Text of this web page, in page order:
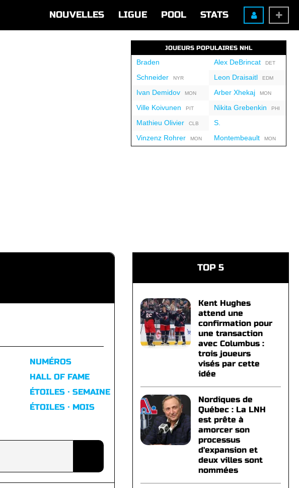
NOUVELLES LIGUE POOL STATS
JOUEURS POPULAIRES NHL
Braden
SchneiderNYR
Ivan DemidovMON
Ville Koivunen PIT
Mathieu OlivierCLB
Vinzenz RohrerMON
Alex DeBrincatDET
Leon Draisaitl EDM
Arber XhekajMON
Nikita Grebenkin PHI
S.
MontembeaultMON
NUMÉROS
HALL OF FAME
ÉTOILES · SEMAINE
ÉTOILES · MOIS
TOP 5
Kent Hughes
attend une
confirmation pour
une transaction
avec Columbus :
trois joueurs
visés par cette
idée
Nordiques de
Québec : La LNH
est prête à
amorcer son
processus
d'expansion et
deux villes sont
nommées